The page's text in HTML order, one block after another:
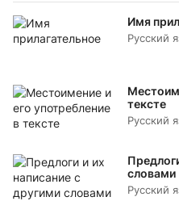
Имя
Русский
тексте
Русский
словами
Русский